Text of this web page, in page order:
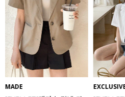
도착보장⚡
인플루언서 pick!
신상 5%
베스트
MADE